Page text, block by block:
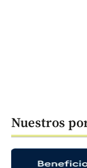
Nuestros